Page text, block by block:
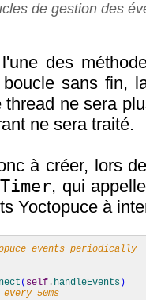
de gestion des
des
sans fin,
ne sera
ne sera traité.
à créer, lors
, qui
Yoctopuce à
events periodically
( self . handleEvents )
every 50ms